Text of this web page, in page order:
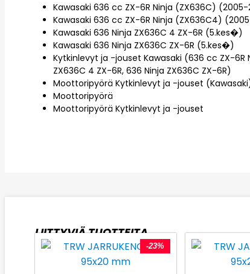
Kawasaki 636 cc ZX-6R Ninja (ZX636C)
Kawasaki 636 cc ZX-6R Ninja (ZX636C4)
Kawasaki 636 Ninja ZX636C 4 ZX-6R (5.kes�)
Kawasaki 636 Ninja ZX636C ZX-6R (5.kes�)
Kytkinlevyt ja -jouset Kawasaki (636 cc ZX-6R
ZX636C 4 ZX-6R, 636 Ninja ZX636C ZX-6R)
Moottoripyörä Kytkinlevyt ja -jouset
Moottoripyörä
Moottoripyörä Kytkinlevyt ja -jouset
LIITTYVIÄ TUOTTEITA
-23%